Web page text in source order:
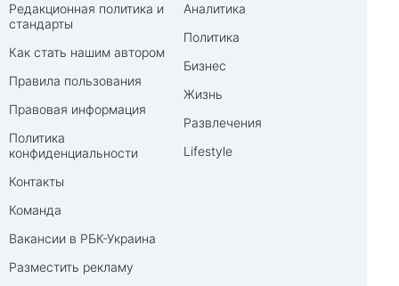
Редакционная политика и
стандарты
Как стать нашим автором
Правила пользования
Правовая информация
Политика
конфиденциальности
Контакты
Команда
Вакансии в РБК-Украина
Разместить рекламу
Аналитика
Политика
Бизнес
Жизнь
Развлечения
Lifestyle